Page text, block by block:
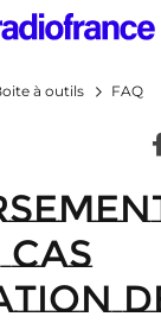
à outils FAQ